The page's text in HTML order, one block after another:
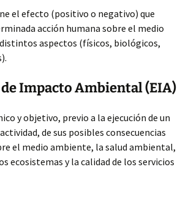
el efecto (positivo o negativo) que
acción humana sobre el medio
aspectos (físicos, biológicos,
Impacto Ambiental (EIA)
y objetivo, previo a la ejecución de un
de sus posibles consecuencias
el medio ambiente, la salud ambiental,
ecosistemas y la calidad de los servicios